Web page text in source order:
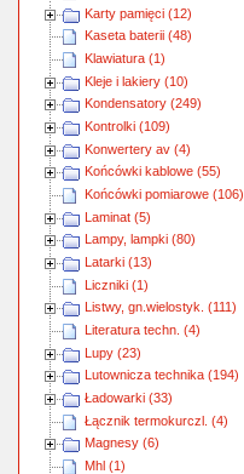
Karty pamięci (12)
Kaseta baterii (48)
Klawiatura (1)
Kleje i lakiery (10)
Kondensatory (249)
Kontrolki (109)
Konwertery av (4)
Końcówki kablowe (55)
Końcówki pomiarowe (106)
Laminat (5)
Lampy, lampki (80)
Latarki (13)
Liczniki (1)
Listwy, gn.wielostyk. (111)
Literatura techn. (4)
Lupy (23)
Lutownicza technika (194)
Ładowarki (33)
Łącznik termokurczl. (4)
Magnesy (6)
Mhl (1)